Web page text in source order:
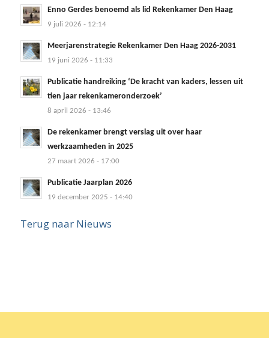
Enno Gerdes benoemd als lid Rekenkamer Den Haag
9 juli 2026 - 12:14
Meerjarenstrategie Rekenkamer Den Haag 2026-2031
19 juni 2026 - 11:33
Publicatie handreiking ‘De kracht van kaders, lessen uit
tien jaar rekenkameronderzoek’
8 april 2026 - 13:46
De rekenkamer brengt verslag uit over haar
werkzaamheden in 2025
27 maart 2026 - 17:00
Publicatie Jaarplan 2026
19 december 2025 - 14:40
Terug naar Nieuws